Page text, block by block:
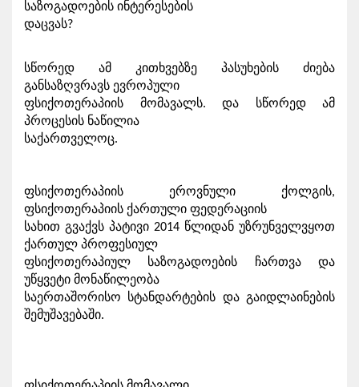
საზოგადოების ინტერესების
დაცვას?
სწორედ ამ კითხვებზე პასუხების ძიება
განსაზღვრავს ევროპული
ფსიქოთერაპიის მომავალს. და სწორედ ამ
პროცესის ნაწილია
საქართველოც.
ფსიქოთერაპიის ეროვნული ქოლგის,
ფსიქოთერაპიის ქართული ფედერაციის
სახით გვაქვს პატივი 2014 წლიდან უზრუნველვყოთ
ქართულ პროფესიულ
ფსიქოთერაპიულ საზოგადოების ჩართვა და
უწყვეტი მონაწილეობა
საერთაშორისო სტანდარტების და გაიდლაინების
შემუშავებაში.